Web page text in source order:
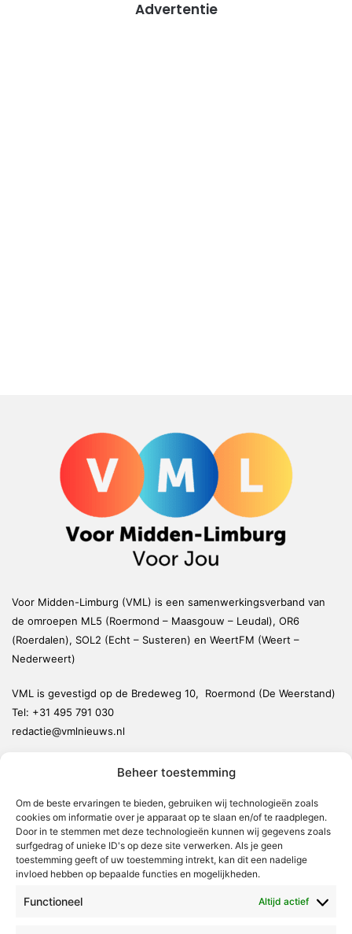
Beheer toestemming
Om de beste ervaringen te bieden, gebruiken wij technologieën zoals
cookies om informatie over je apparaat op te slaan en/of te raadplegen.
Door in te stemmen met deze technologieën kunnen wij gegevens zoals
surfgedrag of unieke ID's op deze site verwerken. Als je geen
toestemming geeft of uw toestemming intrekt, kan dit een nadelige
invloed hebben op bepaalde functies en mogelijkheden.
Functioneel Altijd actief
Advertentie
Voor Midden-Limburg (VML) is een samenwerkingsverband van
de omroepen ML5 (Roermond – Maasgouw – Leudal), OR6
(Roerdalen), SOL2 (Echt – Susteren) en WeertFM (Weert –
Nederweert)
VML is gevestigd op de Bredeweg 10, Roermond (De Weerstand)
Tel: +31 495 791 030
redactie@vmlnieuws.nl
Leudal
Maasgouw
Echt-Susteren